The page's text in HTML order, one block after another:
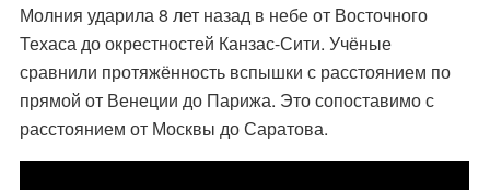
Молния ударила 8 лет назад в небе от Восточного
Техаса до окрестностей Канзас-Сити. Учёные
сравнили протяжённость вспышки с расстоянием по
прямой от Венеции до Парижа. Это сопоставимо с
расстоянием от Москвы до Саратова.